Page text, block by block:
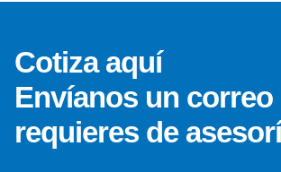
Cotiza aquí
Envíanos un
requieres de